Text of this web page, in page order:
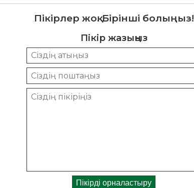
Пікірлер жоқ. Бірінші болыңыз!
Пікір жазыңыз